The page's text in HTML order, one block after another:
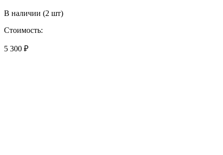
В наличии (2 шт)
Стоимость:
5 300 ₽